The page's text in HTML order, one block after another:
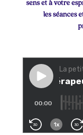
sens et à votre
les séances